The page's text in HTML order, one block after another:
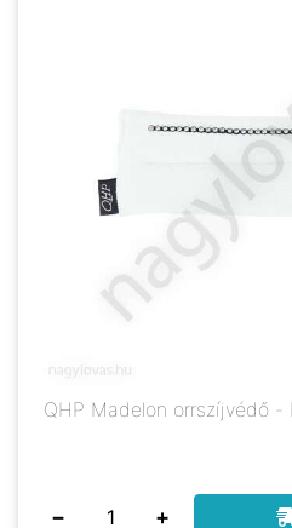
QHP Madelon orrszíjvédő -
− +